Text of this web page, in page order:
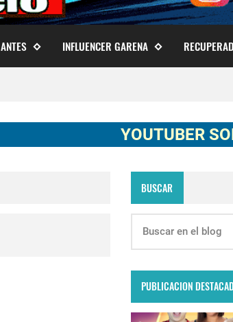
INFLUENCER GARENA
YOUTUBER SOMA
BUSCAR
PUBLICACION